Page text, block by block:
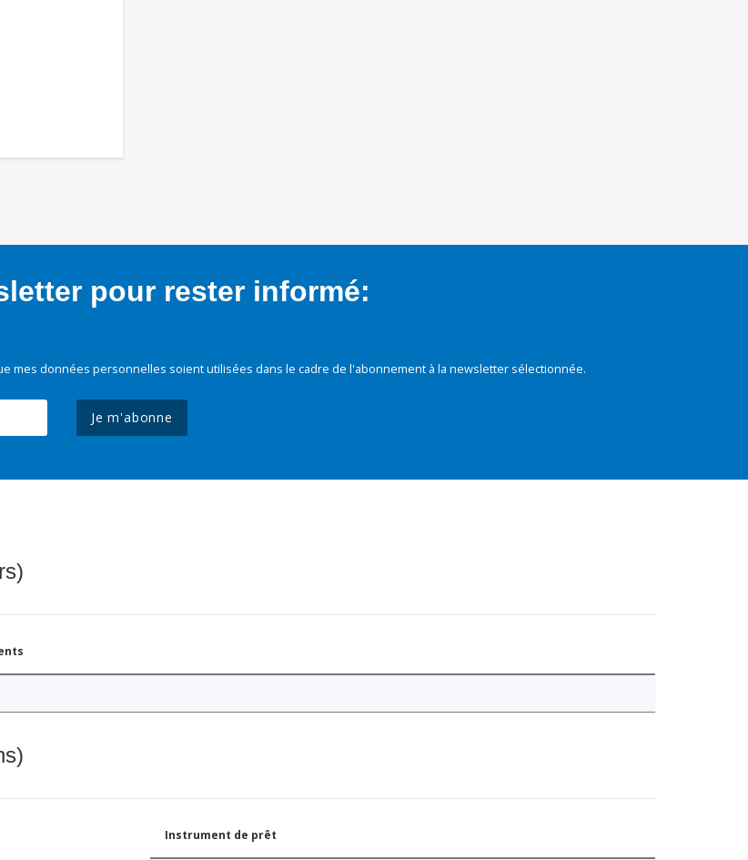
pour rester informé:
mes données personnelles soient utilisées dans le cadre de l'abonnement à la newsletter sélectionnée.
Je m'abonne
Instrument de prêt